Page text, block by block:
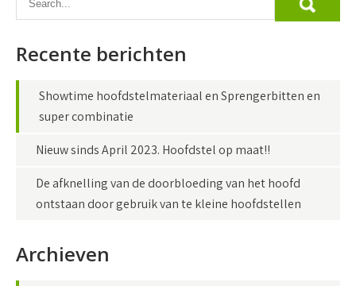
Recente berichten
Showtime hoofdstelmateriaal en Sprengerbitten en
super combinatie
Nieuw sinds April 2023. Hoofdstel op maat!!
De afknelling van de doorbloeding van het hoofd
ontstaan door gebruik van te kleine hoofdstellen
Archieven